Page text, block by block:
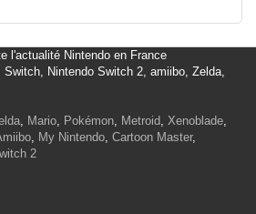
l'actualité Nintendo en France
Nintendo Switch 2, amiibo, Zelda,
, Mario, Pokémon, Metroid, Xenoblade,
, My Nintendo, Cartoon Master,
2